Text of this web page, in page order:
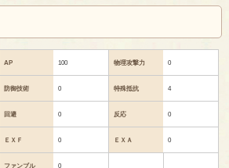
AP 100 物理攻撃力 0
防御技術 0 特殊抵抗 4
回避 0 反応 0
ＥＸＦ 0 ＥＸＡ 0
ファンブル 0